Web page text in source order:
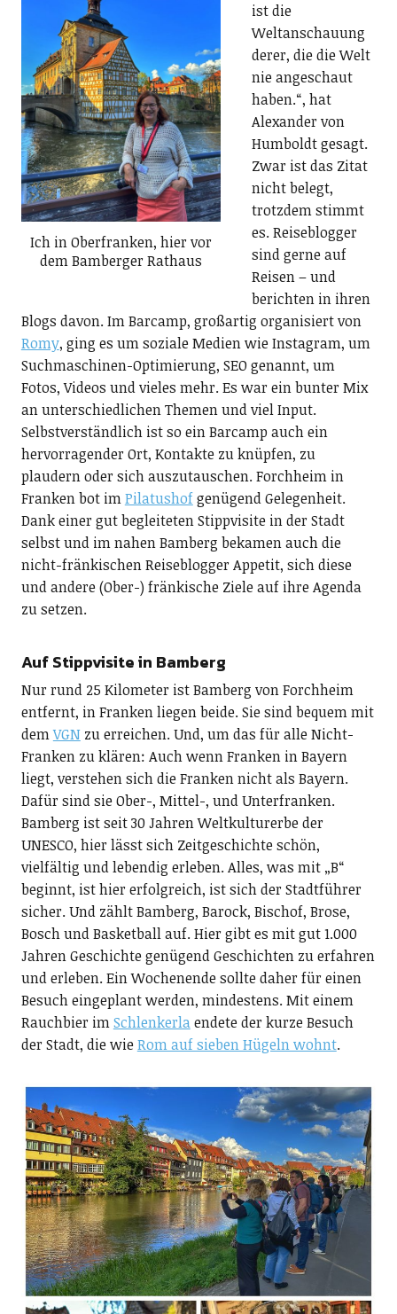
Ich in Oberfranken, hier vor
dem Bamberger Rathaus
ist die
Weltanschauung
derer, die die Welt
nie angeschaut
haben.“, hat
Alexander von
Humboldt gesagt.
Zwar ist das Zitat
nicht belegt,
trotzdem stimmt
es. Reiseblogger
sind gerne auf
Reisen – und
berichten in ihren
Blogs davon. Im Barcamp, großartig organisiert von
Romy, ging es um soziale Medien wie Instagram, um
Suchmaschinen-Optimierung, SEO genannt, um
Fotos, Videos und vieles mehr. Es war ein bunter Mix
an unterschiedlichen Themen und viel Input.
Selbstverständlich ist so ein Barcamp auch ein
hervorragender Ort, Kontakte zu knüpfen, zu
plaudern oder sich auszutauschen. Forchheim in
Franken bot imPilatushofgenügend Gelegenheit.
Dank einer gut begleiteten Stippvisite in der Stadt
selbst und im nahen Bamberg bekamen auch die
nicht-fränkischen Reiseblogger Appetit, sich diese
und andere (Ober-) fränkische Ziele auf ihre Agenda
zu setzen.
Auf Stippvisite in Bamberg
Nur rund 25 Kilometer ist Bamberg von Forchheim
entfernt, in Franken liegen beide. Sie sind bequem mit
demVGNzu erreichen. Und, um das für alle Nicht-
Franken zu klären: Auch wenn Franken in Bayern
liegt, verstehen sich die Franken nicht als Bayern.
Dafür sind sie Ober-, Mittel-, und Unterfranken.
Bamberg ist seit 30 Jahren Weltkulturerbe der
UNESCO, hier lässt sich Zeitgeschichte schön,
vielfältig und lebendig erleben. Alles, was mit „B“
beginnt, ist hier erfolgreich, ist sich der Stadtführer
sicher. Und zählt Bamberg, Barock, Bischof, Brose,
Bosch und Basketball auf. Hier gibt es mit gut 1.000
Jahren Geschichte genügend Geschichten zu erfahren
und erleben. Ein Wochenende sollte daher für einen
Besuch eingeplant werden, mindestens. Mit einem
Rauchbier imSchlenkerlaendete der kurze Besuch
der Stadt, die wieRom auf sieben Hügeln wohnt.